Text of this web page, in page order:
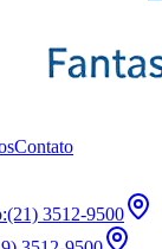
Contato
:(21) 3512-9500